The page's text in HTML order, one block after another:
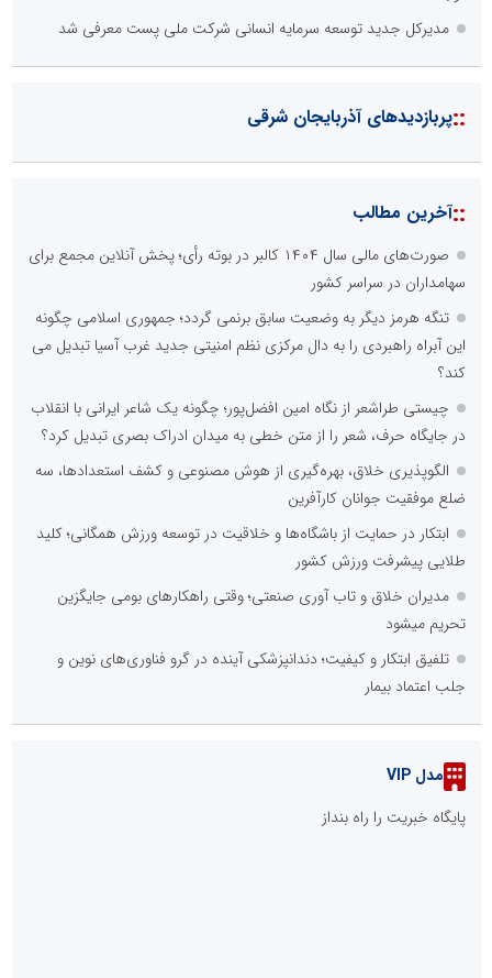
مدیرکل جدید توسعه سرمایه انسانی شرکت ملی پست معرفی شد
::پربازدیدهای آذربایجان شرقی
::آخرین مطالب
صورت‌های مالی سال ۱۴۰۴ کالبر در بوته رأی؛ پخش آنلاین مجمع برای
سهامداران در سراسر کشور
تنگه هرمز دیگر به وضعیت سابق برنمی گردد؛ جمهوری اسلامی چگونه
این آبراه راهبردی را به دال مرکزی نظم امنیتی جدید غرب آسیا تبدیل می
کند؟
چیستی طراشعر از نگاه امین افضل‌پور؛ چگونه یک شاعر ایرانی با انقلاب
در جایگاه حرف، شعر را از متن خطی به میدان ادراک بصری تبدیل کرد؟
الگوپذیری خلاق، بهره‌گیری از هوش مصنوعی و کشف استعدادها، سه
ضلع موفقیت جوانان کارآفرین
ابتکار در حمایت از باشگاه‌ها و خلاقیت در توسعه ورزش همگانی؛ کلید
طلایی پیشرفت ورزش کشور
مدیران خلاق و تاب آوری صنعتی؛ وقتی راهکارهای بومی جایگزین
تحریم میشود
تلفیق ابتکار و کیفیت؛ دندانپزشکی آینده در گرو فناوری‌های نوین و
جلب اعتماد بیمار
مدل VIP
پایگاه خبریت را راه بنداز